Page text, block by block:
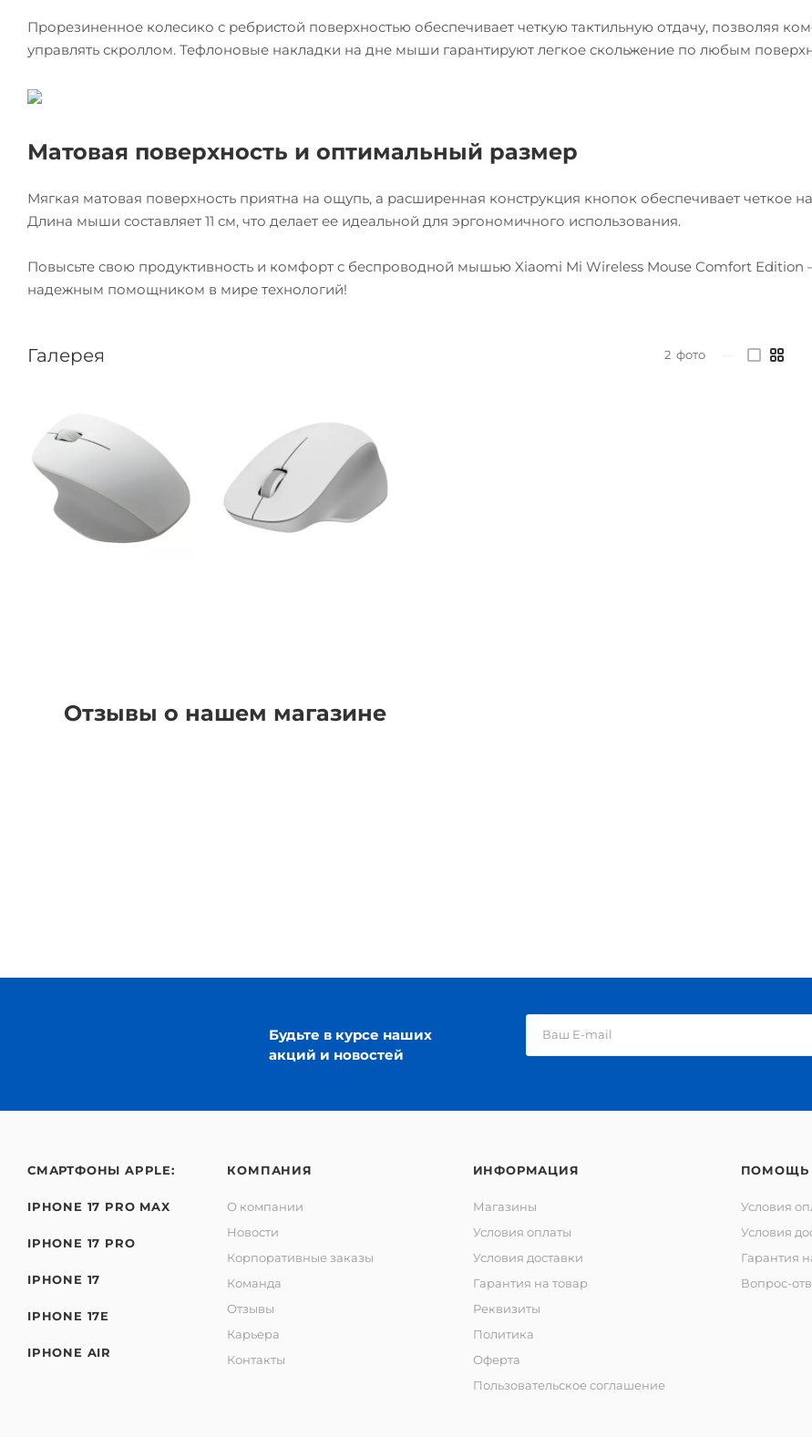
Прорезиненное колесико с ребристой поверхностью обеспечивает четкую тактильную отдачу, позволяя
управлять скроллом. Тефлоновые накладки на дне мыши гарантируют легкое скольжение по любым
Матовая поверхность и оптимальный размер
Мягкая матовая поверхность приятна на ощупь, а расширенная конструкция кнопок обеспечивает четкое
Длина мыши составляет 11 см, что делает ее идеальной для эргономичного использования.
Повысьте свою продуктивность и комфорт с беспроводной мышью Xiaomi Mi Wireless Mouse Comfort
надежным помощником в мире технологий!
Галерея 2 фото
Отзывы о нашем магазине
Будьте в курсе наших
акций и новостей
СМАРТФОНЫ APPLE:
IPHONE 17 PRO MAX
IPHONE 17 PRO
IPHONE 17
IPHONE 17E
IPHONE AIR
КОМПАНИЯ
О компании
Новости
Корпоративные заказы
Команда
Отзывы
Карьера
Контакты
ИНФОРМАЦИЯ
Магазины
Условия оплаты
Условия доставки
Гарантия на товар
Реквизиты
Политика
Оферта
Пользовательское соглашение
ПОМОЩЬ
Условия
Условия
Гарантия
Вопрос-